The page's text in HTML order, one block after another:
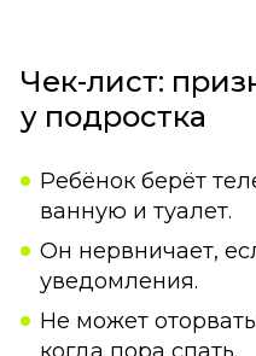
Чек-лист:
у подростка
Ребёнок берёт
ванную и туалет.
Он нервничает,
уведомления.
Не может